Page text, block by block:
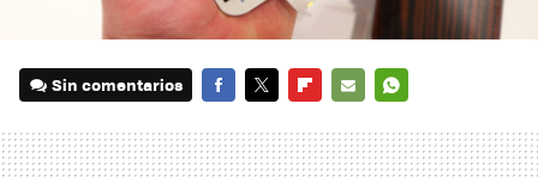
Sin comentarios
MAIL